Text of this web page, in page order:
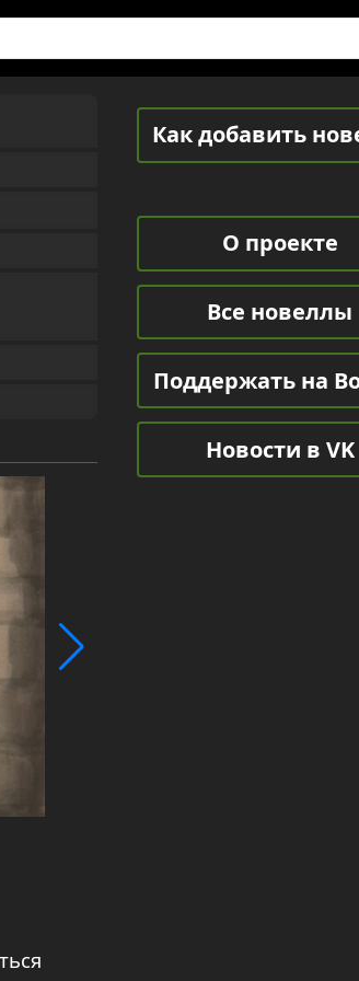
Как добавить
О проекте
Все новеллы
Поддержать на
Новости в VK